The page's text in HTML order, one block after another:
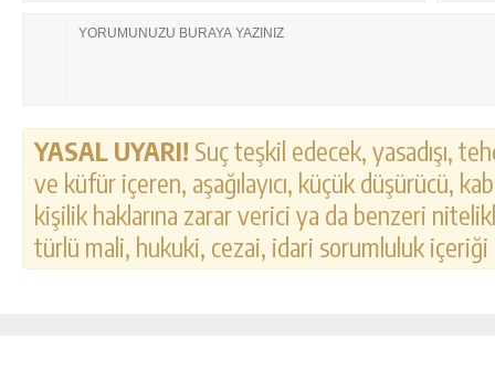
YASAL UYARI! Suç teşkil edecek, yasadışı,
ve küfür içeren, aşağılayıcı, küçük düşürücü,
kişilik haklarına zarar verici ya da benzeri
türlü mali, hukuki, cezai, idari sorumluluk